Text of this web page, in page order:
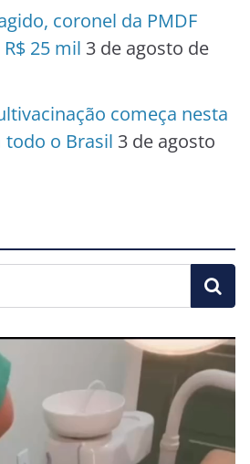
coronel da PMDF
25 mil 3 de agosto de
começa nesta
todo o Brasil 3 de agosto